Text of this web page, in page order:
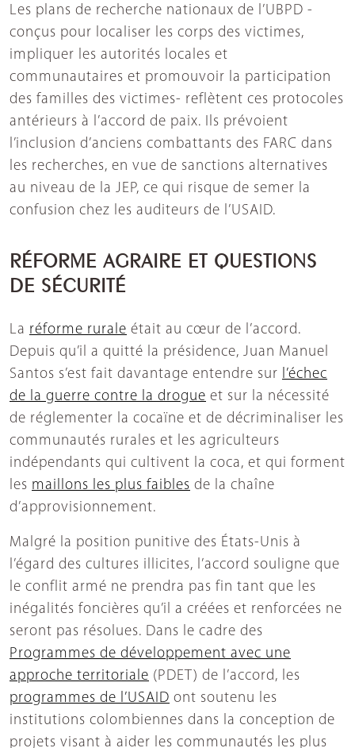
Les plans de recherche nationaux de l’UBPD -
conçus pour localiser les corps des victimes,
impliquer les autorités locales et
communautaires et promouvoir la participation
des familles des victimes- reflètent ces protocoles
antérieurs à l’accord de paix. Ils prévoient
l’inclusion d’anciens combattants des FARC dans
les recherches, en vue de sanctions alternatives
au niveau de la JEP, ce qui risque de semer la
confusion chez les auditeurs de l’USAID.
RÉFORME AGRAIRE ET QUESTIONS
DE SÉCURITÉ
La réforme rurale était au cœur de l’accord.
Depuis qu’il a quitté la présidence, Juan Manuel
Santos s’est fait davantage entendre sur l’échec
de la guerre contre la drogue et sur la nécessité
de réglementer la cocaïne et de décriminaliser les
communautés rurales et les agriculteurs
indépendants qui cultivent la coca, et qui forment
les maillons les plus faibles de la chaîne
d’approvisionnement.
Malgré la position punitive des États-Unis à
l’égard des cultures illicites, l’accord souligne que
le conflit armé ne prendra pas fin tant que les
inégalités foncières qu’il a créées et renforcées ne
seront pas résolues. Dans le cadre des
Programmes de développement avec une
approche territoriale (PDET) de l’accord, les
programmes de l’USAID ont soutenu les
institutions colombiennes dans la conception de
projets visant à aider les communautés les plus